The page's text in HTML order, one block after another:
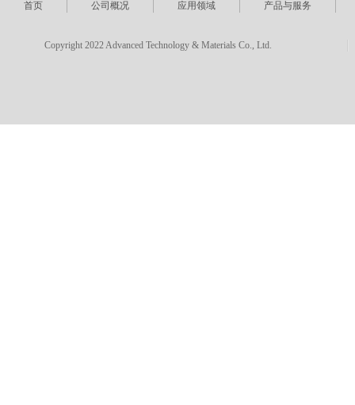
首页 公司概况 应用领域 产品与服务
Copyright 2022 Advanced Technology & Materials Co., Ltd.